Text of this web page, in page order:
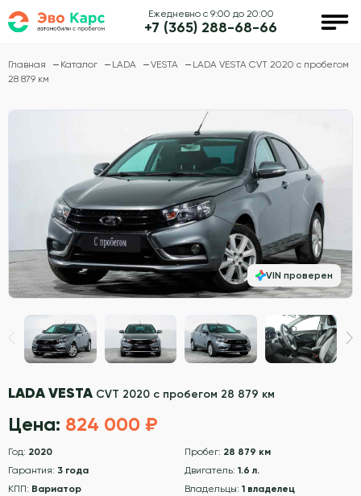
Ежедневно с 9:00 до 20:00
+7 (365) 288-68-66
Главная Каталог LADA VESTA
LADA VESTA CVT 2020 с пробегом
28 879 км
LADA VESTA CVT 2020 с пробегом 28 879 км
Цена: 824 000 ₽
Год: 2020 Пробег: 28 879 км
Гарантия: 3 года Двигатель: 1.6 л.
КПП: Вариатор Владельцы: 1 владелец
VIN проверен